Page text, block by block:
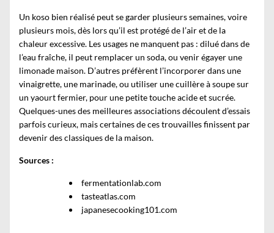
Un koso bien réalisé peut se garder plusieurs semaines, voire
plusieurs mois, dès lors qu’il est protégé de l’air et de la
chaleur excessive. Les usages ne manquent pas : dilué dans de
l’eau fraîche, il peut remplacer un soda, ou venir égayer une
limonade maison. D’autres préfèrent l’incorporer dans une
vinaigrette, une marinade, ou utiliser une cuillère à soupe sur
un yaourt fermier, pour une petite touche acide et sucrée.
Quelques-unes des meilleures associations découlent d’essais
parfois curieux, mais certaines de ces trouvailles finissent par
devenir des classiques de la maison.
Sources :
fermentationlab.com
tasteatlas.com
japanesecooking101.com